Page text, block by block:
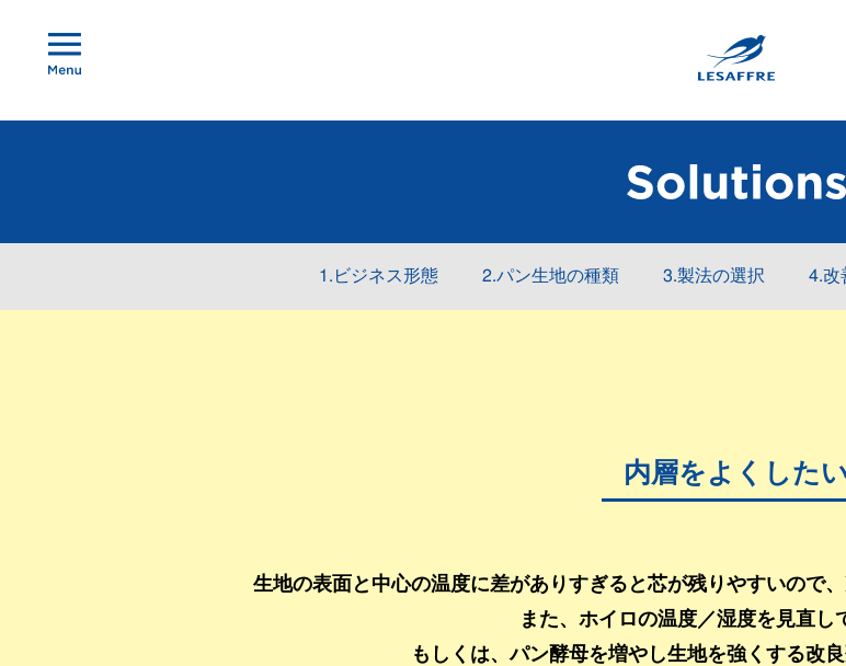
1.ビジネス形態 2.パン生地の種類 3.製法の選択 4.改
内層をよくした
生地の表面と中心の温度に差がありすぎると芯が残りやすいので
また、ホイロの温度／湿度を見直し
もしくは、パン酵母を増やし生地を強くする改